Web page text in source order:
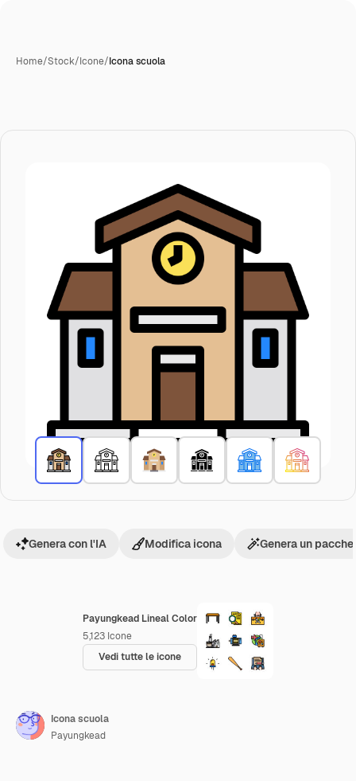
Home/Stock/Icone/Icona scuola
Payungkead Lineal Color
5,123 Icone
Vedi tutte le icone
Genera con l'IA Modifica icona Genera un
Icona scuola
Payungkead